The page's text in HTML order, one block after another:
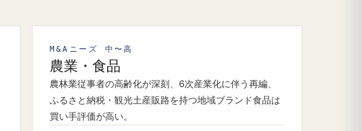
M&Aニーズ 中〜高
農業・食品
農林業従事者の高齢化が深刻、6次産業化に伴う再編、
ふるさと納税・観光土産販路を持つ地域ブランド食品は
買い手評価が高い。